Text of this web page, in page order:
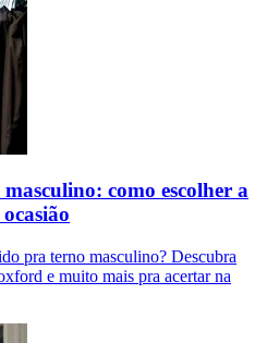
como escolher a
pra terno masculino? Descubra
e muito mais pra acertar na